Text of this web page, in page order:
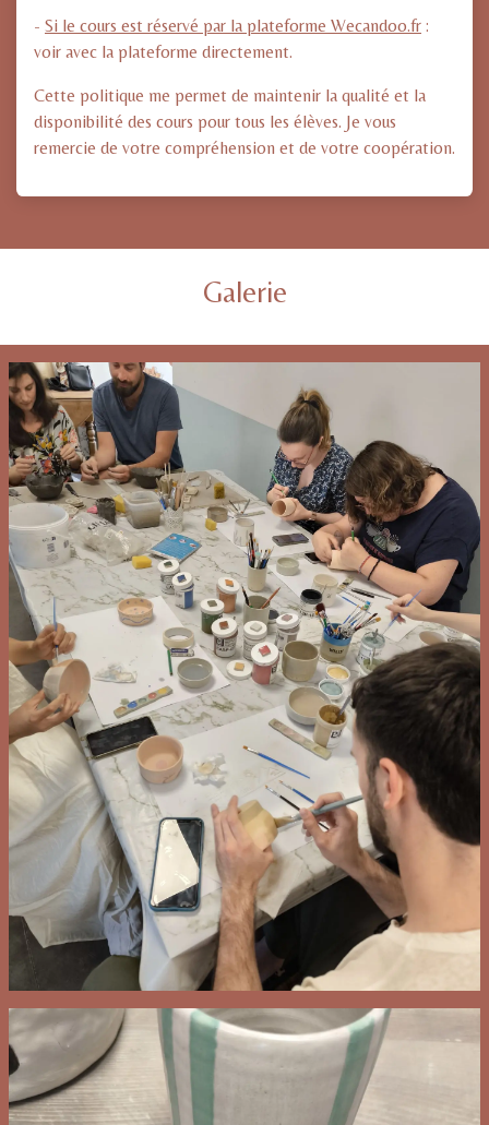
- Si le cours est réservé par la plateforme Wecandoo.fr :
voir avec la plateforme directement.
Cette politique me permet de maintenir la qualité et la
disponibilité des cours pour tous les élèves. Je vous
remercie de votre compréhension et de votre coopération.
Galerie